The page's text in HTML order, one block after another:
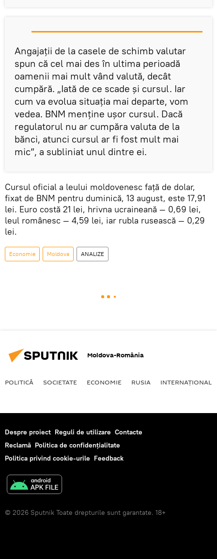
Angajații de la casele de schimb valutar
spun că cel mai des în ultima perioadă
oamenii mai mult vând valută, decât
cumpără. „Iată de ce scade și cursul. Iar
cum va evolua situația mai departe, vom
vedea. BNM menține ușor cursul. Dacă
regulatorul nu ar cumpăra valuta de la
bănci, atunci cursul ar fi fost mult mai
mic”, a subliniat unul dintre ei.
Cursul oficial a leului moldovenesc față de dolar,
fixat de BNM pentru duminică, 13 august, este 17,91
lei. Euro costă 21 lei, hrivna ucraineană — 0,69 lei,
leul românesc — 4,59 lei, iar rubla rusească — 0,29
lei.
Economie Moldova ANALIZE
Moldova-România
POLITICĂ SOCIETATE ECONOMIE RUSIA INTERNAŢIONAL
Despre proiect Reguli de utilizare Contacte
Reclamă Politica de confidențialitate
Politica privind cookie-urile Feedback
© 2026 Sputnik Toate drepturile sunt garantate. 18+